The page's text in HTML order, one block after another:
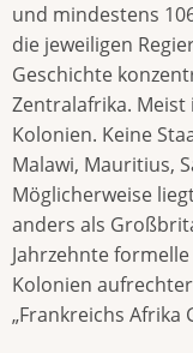
und mindestens
die jeweiligen
Geschichte
Zentralafrika. Meist
Kolonien. Keine
Malawi, Mauritius,
Möglicherweise
anders als
Jahrzehnte
Kolonien
„Frankreichs Afrika